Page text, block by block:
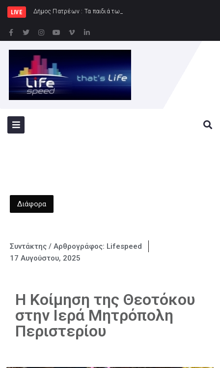
LIVE Δήμος Πατρέων : Τα παιδιά των Ημερήσιων Παιδικών Κα
Διάφορα
Συντάκτης / Αρθρογράφος: Lifespeed
17 Αυγούστου, 2025
Η Κοίμηση της Θεοτόκου
στην Ιερά Μητρόπολη
Περιστερίου